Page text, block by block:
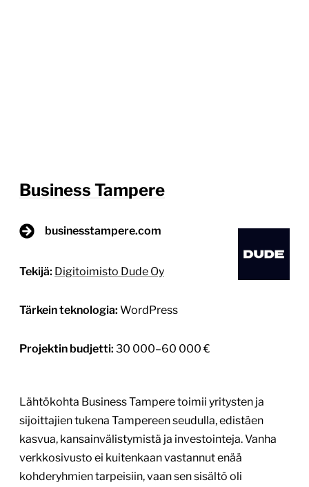
Business Tampere
businesstampere.com
Tekijä: Digitoimisto Dude Oy
Tärkein teknologia: WordPress
Projektin budjetti: 30 000–60 000 €
Lähtökohta Business Tampere toimii yritysten ja
sijoittajien tukena Tampereen seudulla, edistäen
kasvua, kansainvälistymistä ja investointeja. Vanha
verkkosivusto ei kuitenkaan vastannut enää
kohderyhmien tarpeisiin, vaan sen sisältö oli